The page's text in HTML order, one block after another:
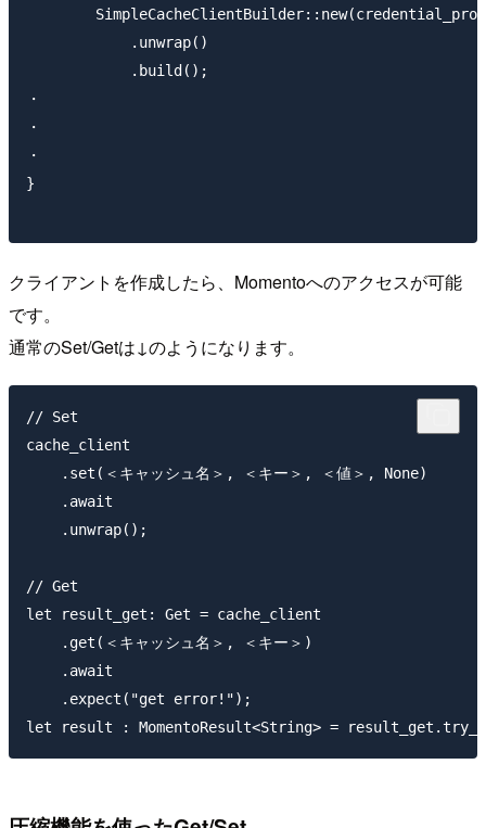
            .unwrap()
            .build();
・
・
・
}
クライアントを作成したら、Momentoへのアクセスが可能
です。
通常のSet/Getは↓のようになります。
// Set
cache_client
    .set(＜キャッシュ名＞, ＜キー＞, ＜値＞, None)
    .await
    .unwrap();
// Get
let result_get: Get = cache_client
    .get(＜キャッシュ名＞, ＜キー＞)
    .await
    .expect("get error!");